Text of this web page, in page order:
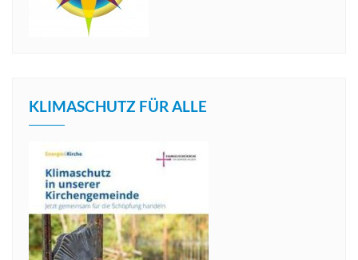
KLIMASCHUTZ FÜR ALLE